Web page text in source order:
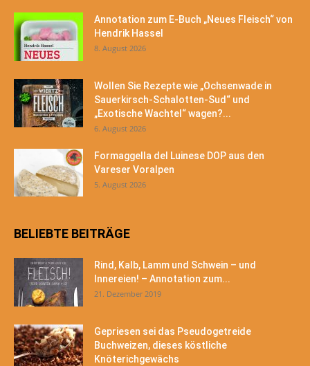
Annotation zum E-Buch „Neues Fleisch“ von
Hendrik Hassel
8. August 2026
Wollen Sie Rezepte wie „Ochsenwade in
Sauerkirsch-Schalotten-Sud“ und
„Exotische Wachtel“ wagen?...
6. August 2026
Formaggella del Luinese DOP aus den
Vareser Voralpen
5. August 2026
BELIEBTE BEITRÄGE
Rind, Kalb, Lamm und Schwein – und
Innereien! – Annotation zum...
21. Dezember 2019
Gepriesen sei das Pseudogetreide
Buchweizen, dieses köstliche
Knöterichgewächs